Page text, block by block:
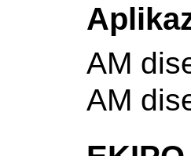
AM
AM